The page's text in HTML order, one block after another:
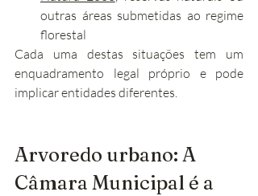
outras áreas submetidas ao regime
florestal
Cada uma destas situações tem um
enquadramento legal próprio e pode
implicar entidades diferentes.
Arvoredo urbano: A
Câmara Municipal é a